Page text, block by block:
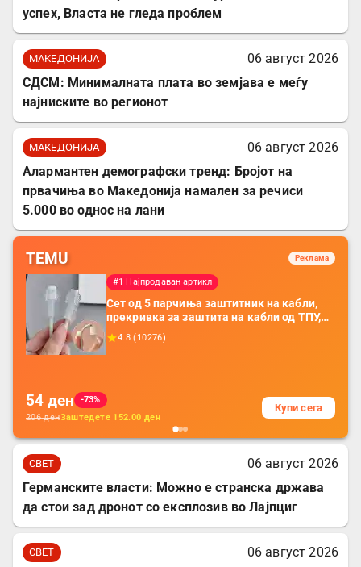
успех, Власта не гледа проблем
МАКЕДОНИЈА
06 август 2026
СДСМ: Минималната плата во земјава е меѓу
најниските во регионот
МАКЕДОНИЈА
06 август 2026
Алармантен демографски тренд: Бројот на
првачиња во Македонија намален за речиси
5.000 во однос на лани
TEMU Реклама
#1 Најпродаван артикл
Сет од 5 парчиња заштитник на кабли,
прекривка за заштита на кабли од ТПУ,
додатоци за заштита на кабли, без
батерија, за мобилни телефони, комплет
4.8 (10276)
54 ден
-73%
206денЗаштедете 152.00 ден
Купи сега
СВЕТ
06 август 2026
Германските власти: Можно е странска држава
да стои зад дронот со експлозив во Лајпциг
СВЕТ 06 август 2026